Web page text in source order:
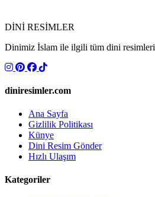
DİNİ RESİMLER
Dinimiz İslam ile ilgili tüm dini resimleri
diniresimler.com
Ana Sayfa
Gizlilik Politikası
Künye
Dini Resim Gönder
Hızlı Ulaşım
Kategoriler